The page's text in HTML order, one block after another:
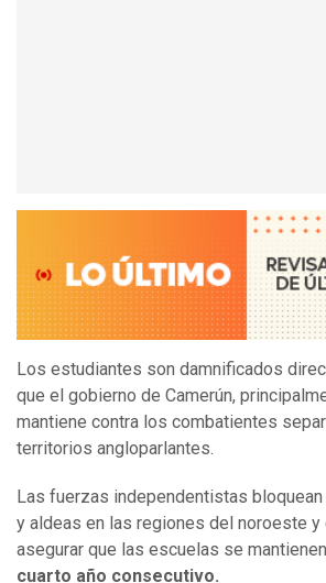
Los estudiantes son damnificados
que el gobierno de Camerún,
mantiene contra los combatientes
territorios angloparlantes.
Las fuerzas independentistas
y aldeas en las regiones del noroeste
asegurar que las escuelas se
cuarto año consecutivo.